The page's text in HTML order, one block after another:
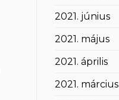
2021. június
2021. május
2021. április
2021. március